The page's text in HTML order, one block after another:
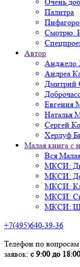
Палитра
Смотрю.
Автор
Анджело
Андреа
Дмитрий
Евгения
Наталья
Сергей
Херлуф
Малая книга с
Вся
МКСИ:
МКСИ:
МКСИ:
МКСИ:
МКСИ:
+7(495)640-39-36
Телефон по
заявок: с 9:00 до